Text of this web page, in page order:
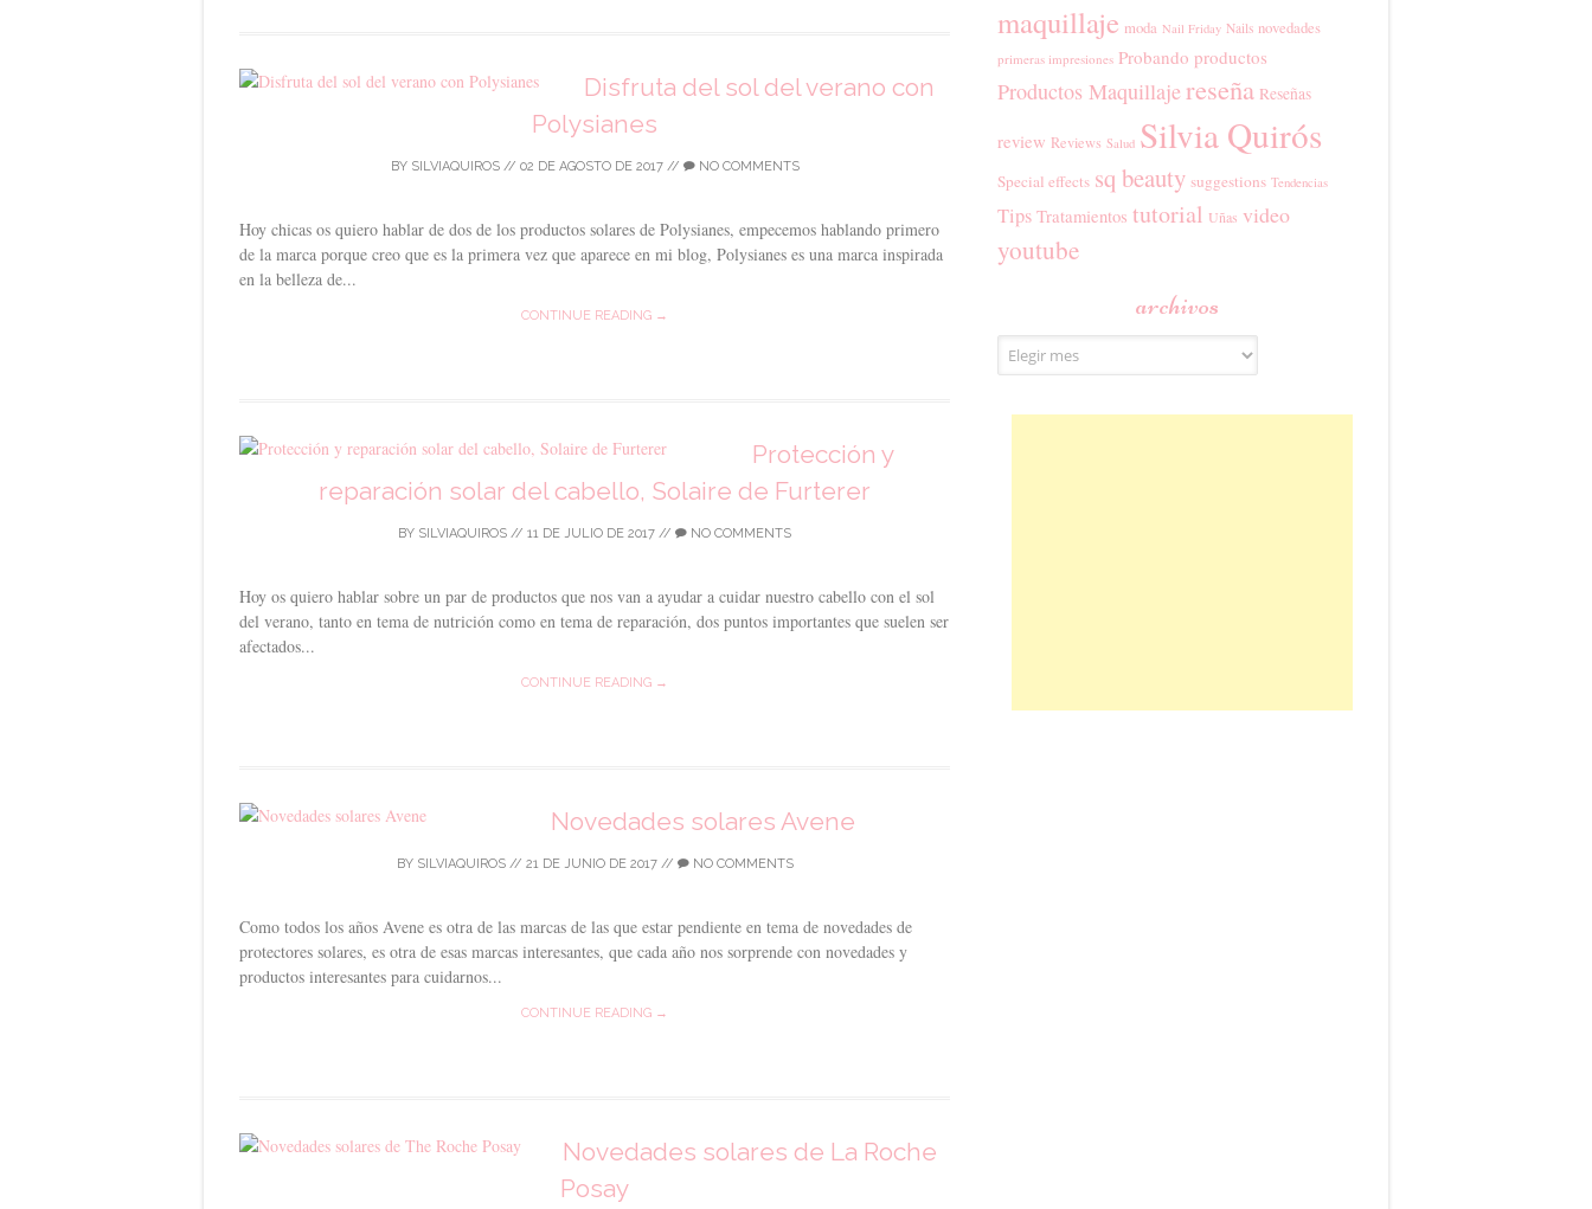
Disfruta del sol del verano con
Polysianes
BY SILVIAQUIROS// 02 DE AGOSTO DE 2017// NO COMMENTS
Hoy chicas os quiero hablar de dos de los productos solares de Polysianes, empecemos hablando primero
de la marca porque creo que es la primera vez que aparece en mi blog, Polysianes es una marca inspirada
en la belleza de...
CONTINUE READING →
Protección y
reparación solar del cabello, Solaire de Furterer
BY SILVIAQUIROS // 11 DE JULIO DE 2017 // NO COMMENTS
Hoy os quiero hablar sobre un par de productos que nos van a ayudar a cuidar nuestro cabello con el sol
del verano, tanto en tema de nutrición como en tema de reparación, dos puntos importantes que suelen ser
afectados...
CONTINUE READING →
Novedades solares Avene
BY SILVIAQUIROS// 21 DE JUNIO DE 2017// NO COMMENTS
Como todos los años Avene es otra de las marcas de las que estar pendiente en tema de novedades de
protectores solares, es otra de esas marcas interesantes, que cada año nos sorprende con novedades y
productos interesantes para cuidarnos...
CONTINUE READING →
Novedades solares de La Roche
Posay
maquillaje moda Nail Friday Nails novedades
primeras impresiones Probando productos
Productos Maquillaje reseña Reseñas
review Reviews Salud Silvia Quirós
Special effects sq beauty suggestions Tendencias
Tips Tratamientos tutorial Uñas video
youtube
archivos
Archivos